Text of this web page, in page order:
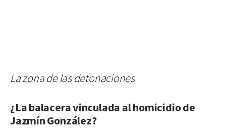
La zona de las detonaciones
¿La balacera vinculada al homicidio de
Jazmín González?